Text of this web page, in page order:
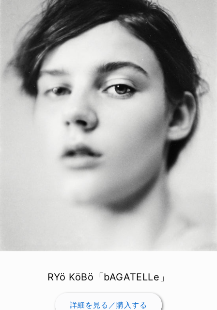
RYö KöBö「bAGATELLe」
詳細を見る／購入する